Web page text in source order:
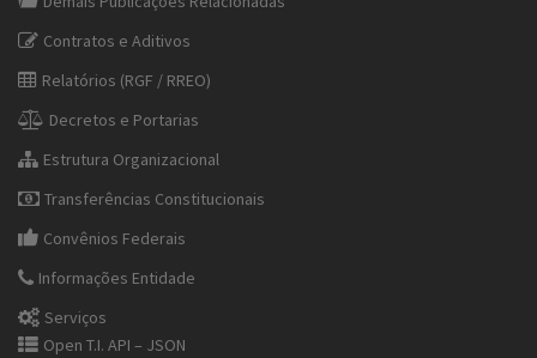
Contratos e Aditivos
Relatórios (RGF / RREO)
Decretos e Portarias
Estrutura Organizacional
Transferências Constitucionais
Convênios Federais
Informações Entidade
Serviços
Open T.I. API – JSON